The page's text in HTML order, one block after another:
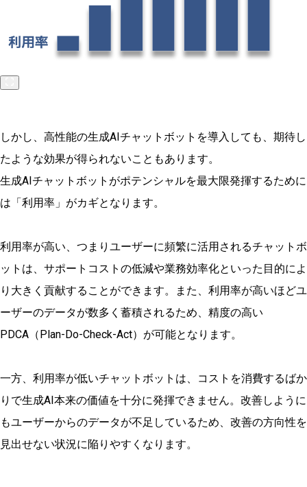
しかし、高性能の生成AIチャットボットを導入しても、期待し
たような効果が得られないこともあります。
生成AIチャットボットがポテンシャルを最大限発揮するために
は「利用率」がカギとなります。
利用率が高い、つまりユーザーに頻繁に活用されるチャットボ
ットは、サポートコストの低減や業務効率化といった目的によ
り大きく貢献することができます。また、利用率が高いほどユ
ーザーのデータが数多く蓄積されるため、精度の高い
PDCA（Plan-Do-Check-Act）が可能となります。
一方、利用率が低いチャットボットは、コストを消費するばか
りで生成AI本来の価値を十分に発揮できません。改善しように
もユーザーからのデータが不足しているため、改善の方向性を
見出せない状況に陥りやすくなります。